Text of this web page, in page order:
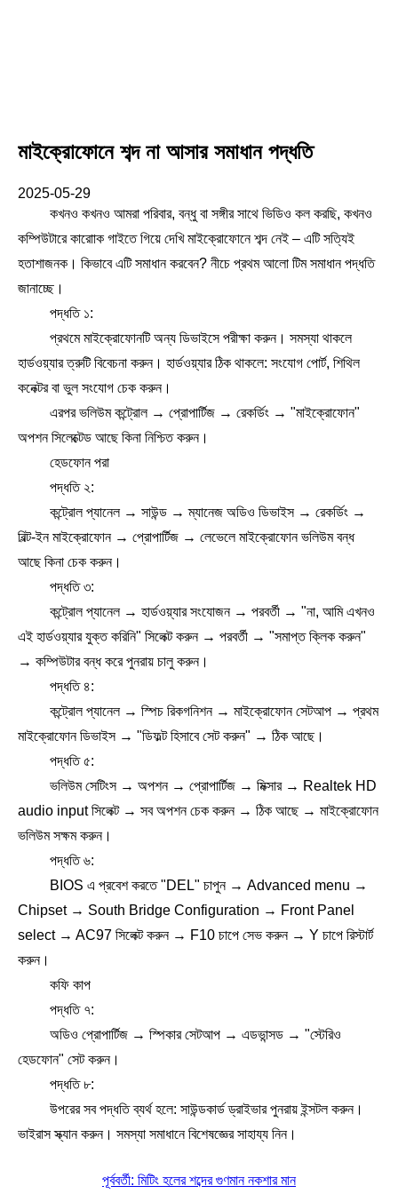
মাইক্রোফোনে শব্দ না আসার সমাধান পদ্ধতি
2025-05-29
কখনও কখনও আমরা পরিবার, বন্ধু বা সঙ্গীর সাথে ভিডিও কল করছি, কখনও
কম্পিউটারে কারাোক গাইতে গিয়ে দেখি মাইক্রোফোনে শব্দ নেই – এটি সত্যিই
হতাশাজনক। কিভাবে এটি সমাধান করবেন? নীচে প্রথম আলো টিম সমাধান পদ্ধতি
জানাচ্ছে।
পদ্ধতি ১:
প্রথমে মাইক্রোফোনটি অন্য ডিভাইসে পরীক্ষা করুন। সমস্যা থাকলে
হার্ডওয়্যার ত্রুটি বিবেচনা করুন। হার্ডওয়্যার ঠিক থাকলে: সংযোগ পোর্ট, শিথিল
কনেক্টর বা ভুল সংযোগ চেক করুন।
এরপর ভলিউম কন্ট্রোল → প্রোপার্টিজ → রেকর্ডিং → "মাইক্রোফোন"
অপশন সিলেক্টেড আছে কিনা নিশ্চিত করুন।
হেডফোন পরা
পদ্ধতি ২:
কন্ট্রোল প্যানেল → সাউন্ড → ম্যানেজ অডিও ডিভাইস → রেকর্ডিং →
বিল্ট-ইন মাইক্রোফোন → প্রোপার্টিজ → লেভেলে মাইক্রোফোন ভলিউম বন্ধ
আছে কিনা চেক করুন।
পদ্ধতি ৩:
কন্ট্রোল প্যানেল → হার্ডওয়্যার সংযোজন → পরবর্তী → "না, আমি এখনও
এই হার্ডওয়্যার যুক্ত করিনি" সিলেক্ট করুন → পরবর্তী → "সমাপ্ত ক্লিক করুন"
→ কম্পিউটার বন্ধ করে পুনরায় চালু করুন।
পদ্ধতি ৪:
কন্ট্রোল প্যানেল → স্পিচ রিকগনিশন → মাইক্রোফোন সেটআপ → প্রথম
মাইক্রোফোন ডিভাইস → "ডিফল্ট হিসাবে সেট করুন" → ঠিক আছে।
পদ্ধতি ৫:
ভলিউম সেটিংস → অপশন → প্রোপার্টিজ → মিক্সার → Realtek HD
audio input সিলেক্ট → সব অপশন চেক করুন → ঠিক আছে → মাইক্রোফোন
ভলিউম সক্ষম করুন।
পদ্ধতি ৬:
BIOS এ প্রবেশ করতে "DEL" চাপুন → Advanced menu →
Chipset → South Bridge Configuration → Front Panel
select → AC97 সিলেক্ট করুন → F10 চাপে সেভ করুন → Y চাপে রিস্টার্ট
করুন।
কফি কাপ
পদ্ধতি ৭:
অডিও প্রোপার্টিজ → স্পিকার সেটআপ → এডভান্সড → "স্টেরিও
হেডফোন" সেট করুন।
পদ্ধতি ৮:
উপরের সব পদ্ধতি ব্যর্থ হলে: সাউন্ডকার্ড ড্রাইভার পুনরায় ইন্সটল করুন।
ভাইরাস স্ক্যান করুন। সমস্যা সমাধানে বিশেষজ্ঞের সাহায্য নিন।
পূর্ববর্তী: মিটিং হলের শব্দের গুণমান নকশার মান